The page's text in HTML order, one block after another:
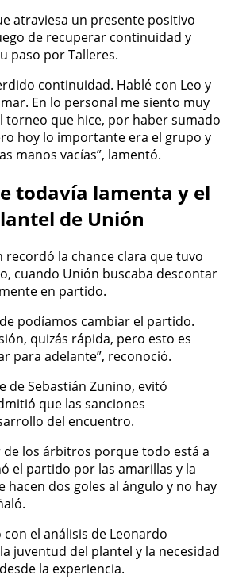
atraviesa un presente positivo
de recuperar continuidad y
paso por Talleres.
continuidad. Hablé con Leo y
En lo personal me siento muy
torneo que hice, por haber sumado
hoy lo importante era el grupo y
manos vacías”, lamentó.
todavía lamenta y el
de Unión
recordó la chance clara que tuvo
cuando Unión buscaba descontar
en partido.
podíamos cambiar el partido.
quizás rápida, pero esto es
para adelante”, reconoció.
de Sebastián Zunino, evitó
que las sanciones
del encuentro.
de los árbitros porque todo está a
el partido por las amarillas y la
hacen dos goles al ángulo y no hay
el análisis de Leonardo
juventud del plantel y la necesidad
la experiencia.